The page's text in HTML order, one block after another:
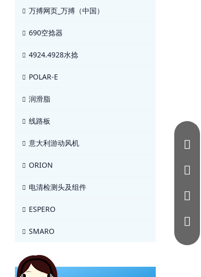
万搏网页_万搏（中国）
690空捻器
4924.4928水捻
POLAR-E
润滑脂
线路板
意大利游动风机
ORION
电清检测头及组件
ESPERO
SMARO